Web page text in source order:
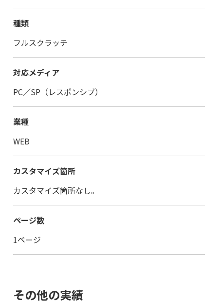
種類
フルスクラッチ
対応メディア
PC／SP（レスポンシブ）
業種
WEB
カスタマイズ箇所
カスタマイズ箇所なし。
ページ数
1ページ
その他の実績